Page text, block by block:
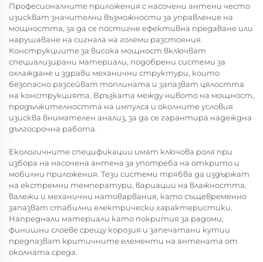
Професионалните приложения с насочени антени често
изискват значителни възможности за управление на
мощността, за да се постигне ефективна предаване или
нарушаване на сигнала на големи разстояния.
Конструкциите за висока мощност включват
специализирани материали, подобрени системи за
охлаждане и здрави механични структури, които
безопасно разсейват топлината и запазват цялостта
на конструкцията. Връзката между нивото на мощност,
продължителността на импулса и околните условия
изисква внимателен анализ, за да се гарантира надеждна
дългосрочна работа.
Екологичните спецификации имат ключова роля при
избора на насочена антена за употреба на открито и
мобилни приложения. Тези системи трябва да издържат
на екстремни температури, вариации на влажността,
валежи и механични натоварвания, като същевременно
запазват стабилни електрически характеристики.
Напреднали материали като покрития за радоми,
финишни слоеве срещу корозия и запечатани кутии
предпазват критичните елементи на антената от
околната среда.